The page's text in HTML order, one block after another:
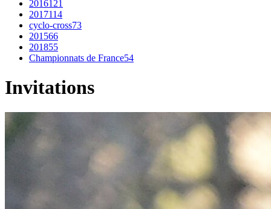
2016121
2017114
cyclo-cross73
201566
201855
Championnats de France54
Invitations